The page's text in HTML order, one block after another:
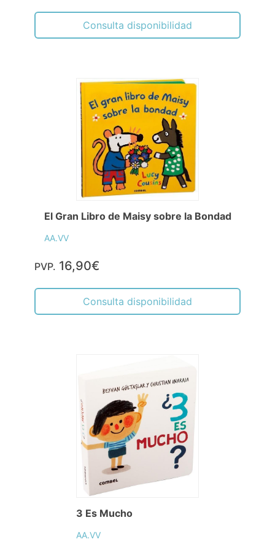
Consulta disponibilidad
El Gran Libro de Maisy sobre la Bondad
AA.VV
PVP. 16,90€
Consulta disponibilidad
3 Es Mucho
AA.VV